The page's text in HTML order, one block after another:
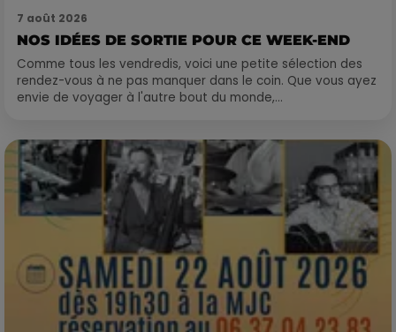
7 août 2026
NOS IDÉES DE SORTIE POUR CE WEEK-END
Comme tous les vendredis, voici une petite sélection des
rendez-vous à ne pas manquer dans le coin. Que vous ayez
envie de voyager à l'autre bout du monde,...